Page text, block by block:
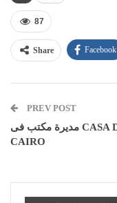
87
Share Facebook
PREV POST
مديرة مكتب فى CASA DO
CAIRO